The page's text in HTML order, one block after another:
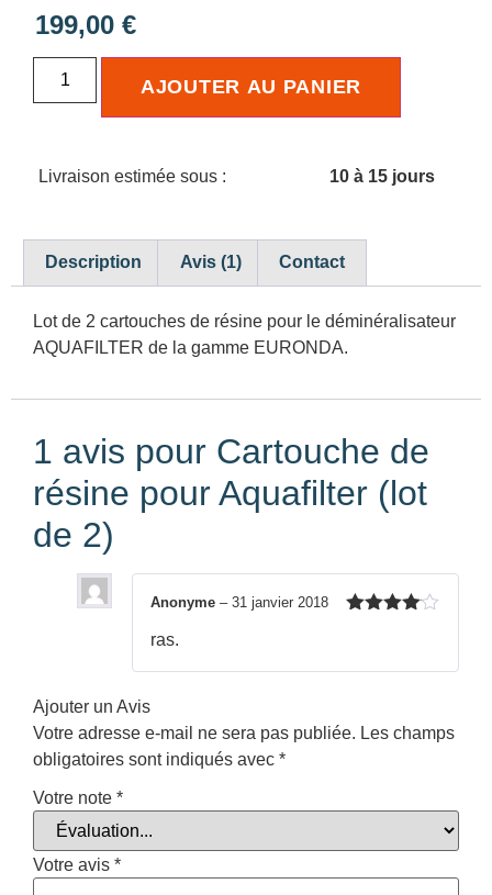
basé
notation
client
199,00 €
AJOUTER AU PANIER
Livraison estimée sous : 10 à 15 jours
Description Avis (1) Contact
Lot de 2 cartouches de résine pour le déminéralisateur
AQUAFILTER de la gamme EURONDA.
1 avis pour Cartouche de
résine pour Aquafilter (lot
de 2)
Anonyme – 31 janvier 2018
ras.
Ajouter un Avis
Votre adresse e-mail ne sera pas publiée. Les champs
obligatoires sont indiqués avec *
Votre note *
Votre avis *